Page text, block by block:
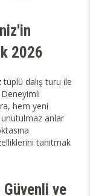
2026
tüplü dalış turu ile
Deneyimli
hem yeni
anlar
tanıtmak
Güvenli ve